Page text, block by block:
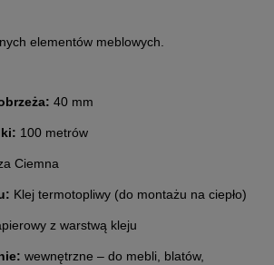
elementów meblowych.
40 mm
100 metrów
Ciemna
Klej termotopliwy (do montażu na ciepło)
z warstwą kleju
wewnętrzne – do mebli, blatów,